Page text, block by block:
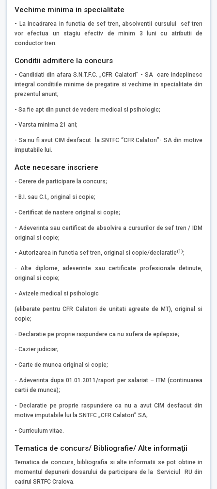
Vechime minima in specialitate
- La incadrarea in functia de sef tren, absolventii cursului sef tren
vor efectua un stagiu efectiv de minim 3 luni cu atributii de
conductor tren.
Conditii admitere la concurs
- Candidati din afara S.N.T.F.C. „CFR Calatori” - SA care indeplinesc
integral conditiile minime de pregatire si vechime in specialitate din
prezentul anunt;
- Sa fie apt din punct de vedere medical si psihologic;
- Varsta minima 21 ani;
- Sa nu fi avut CIM desfacut la SNTFC “CFR Calatori”- SA din motive
imputabile lui.
Acte necesare inscriere
- Cerere de participare la concurs;
- B.I. sau C.I., original si copie;
- Certificat de nastere original si copie;
- Adeverinta sau certificat de absolvire a cursurilor de sef tren / IDM
original si copie;
- Autorizarea in functia sef tren, original si copie/declaratie(1);
- Alte diplome, adeverinte sau certificate profesionale detinute,
original si copie;
- Avizele medical si psihologic
(eliberate pentru CFR Calatori de unitati agreate de MT), original si
copie;
- Declaratie pe proprie raspundere ca nu sufera de epilepsie;
- Cazier judiciar;
- Carte de munca original si copie;
- Adeverinta dupa 01.01.2011/raport per salariat – ITM (continuarea
cartii de munca);
- Declaratie pe proprie raspundere ca nu a avut CIM desfacut din
motive imputabile lui la SNTFC „CFR Calatori” SA;
- Curriculum vitae.
Tematica de concurs/ Bibliografie/ Alte informaţii
Tematica de concurs, bibliografia si alte informatii se pot obtine in
momentul depunerii dosarului de participare de la Serviciul RU din
cadrul SRTFC Craiova.